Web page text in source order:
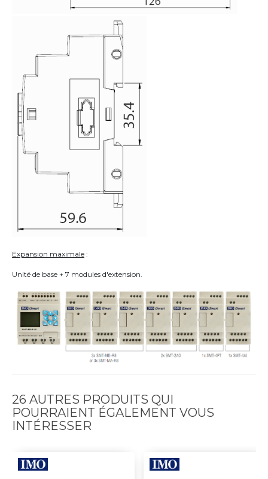
Expansion maximale :
Unité de base + 7 modules d'extension.
26 AUTRES PRODUITS QUI
POURRAIENT ÉGALEMENT VOUS
INTÉRESSER